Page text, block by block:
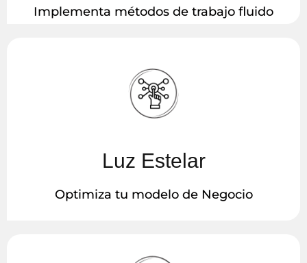
Implementa métodos de trabajo fluido
Luz Estelar
Optimiza tu modelo de Negocio